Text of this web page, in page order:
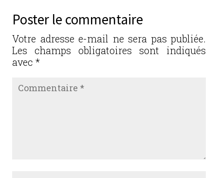
b
o
o
k
r
n
er
Poster le commentaire
Votre adresse e-mail ne sera pas publiée.
Les champs obligatoires sont indiqués
avec *